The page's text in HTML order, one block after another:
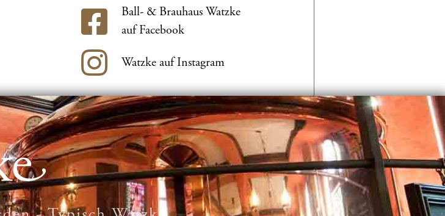
Ball- & Brauhaus Watzke
auf Facebook
Watzke auf Instagram